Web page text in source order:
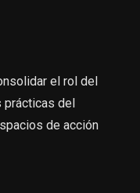
el rol del
prácticas del
de acción